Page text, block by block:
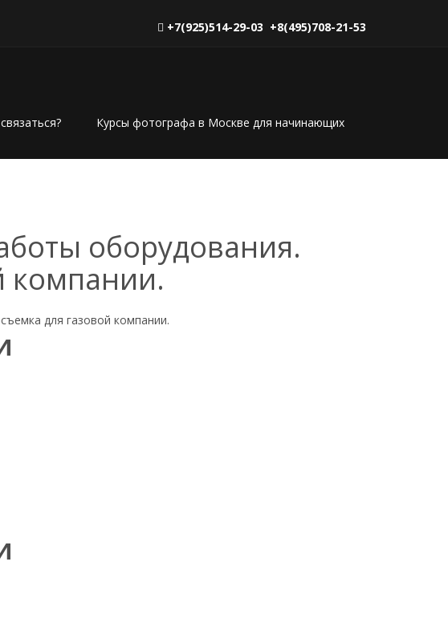
+7(925)514-29-03 +8(495)708-21-53
Курсы фотографа в Москве для начинающих
оборудования.
компании.